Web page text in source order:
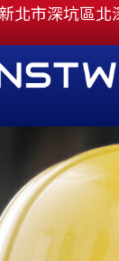
北市深坑區